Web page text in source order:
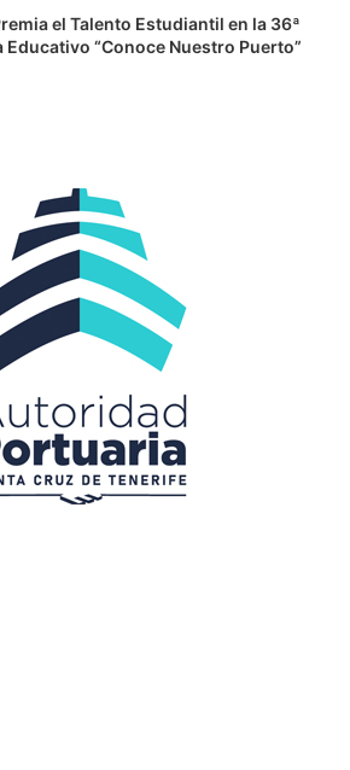
el Talento Estudiantil en la 36ª
“Conoce Nuestro Puerto”